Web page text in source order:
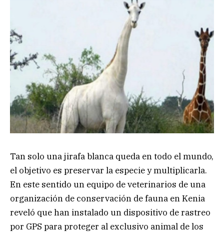
Tan solo una jirafa blanca queda en todo el mundo,
el objetivo es preservar la especie y multiplicarla.
En este sentido un equipo de veterinarios de una
organización de conservación de fauna en Kenia
reveló que han instalado un dispositivo de rastreo
por GPS para proteger al exclusivo animal de los